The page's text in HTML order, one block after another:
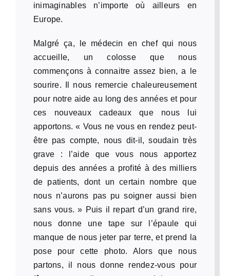
inimaginables n’importe où ailleurs en
Europe.
Malgré ça, le médecin en chef qui nous
accueille, un colosse que nous
commençons à connaitre assez bien, a le
sourire. Il nous remercie chaleureusement
pour notre aide au long des années et pour
ces nouveaux cadeaux que nous lui
apportons. « Vous ne vous en rendez peut-
être pas compte, nous dit-il, soudain très
grave : l’aide que vous nous apportez
depuis des années a profité à des milliers
de patients, dont un certain nombre que
nous n’aurons pas pu soigner aussi bien
sans vous. » Puis il repart d’un grand rire,
nous donne une tape sur l’épaule qui
manque de nous jeter par terre, et prend la
pose pour cette photo. Alors que nous
partons, il nous donne rendez-vous pour